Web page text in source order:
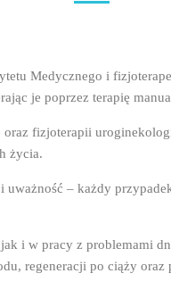
Medycznego i
je poprzez terapię
fizjoterapii
życia.
– każdy
i w pracy z problemami
regeneracji po ciąży